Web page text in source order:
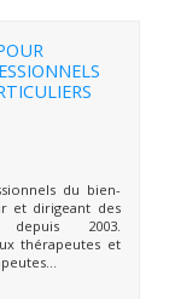
du bien-
et dirigeant des
2003.
thérapeutes et